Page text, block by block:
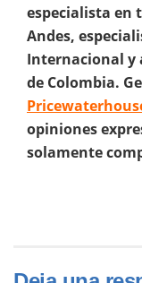
especialista en
Andes,
Internacional y
de Colombia.
opiniones
solamente